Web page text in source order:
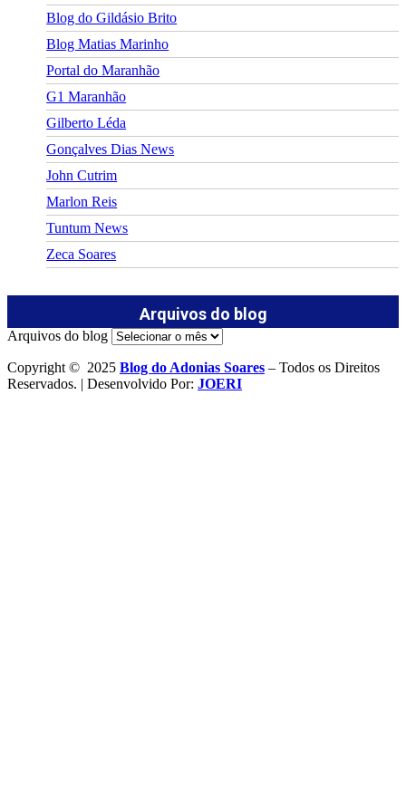
Blog do Gildásio Brito
Blog Matias Marinho
Portal do Maranhão
G1 Maranhão
Gilberto Léda
Gonçalves Dias News
John Cutrim
Marlon Reis
Tuntum News
Zeca Soares
Arquivos do blog
Arquivos do blog
Copyright © 2025 Blog do Adonias Soares – Todos os Direitos
Reservados. | Desenvolvido Por: JOERI